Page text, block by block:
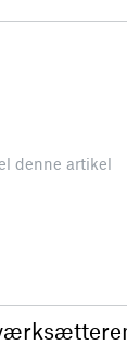
denne artikel